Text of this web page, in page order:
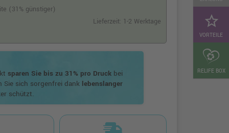
star_border
VORTEILE
RELIFE BOX
(31% günstiger)
Lieferzeit: 1-2 Werktage
sparen Sie bis zu 31% pro Druck bei
Sie sich sorgenfrei dank lebenslanger
schützt.